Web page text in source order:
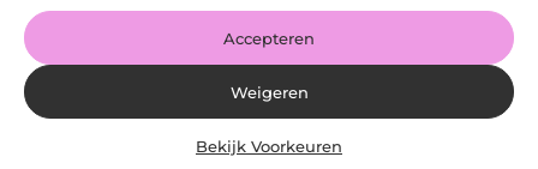
Accepteren
Weigeren
Bekijk Voorkeuren